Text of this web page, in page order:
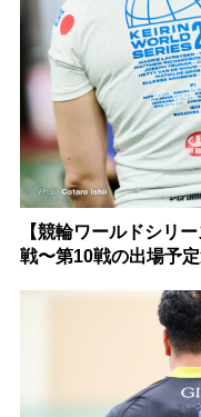
【競輪ワールドシリ
戦〜第10戦の出場予